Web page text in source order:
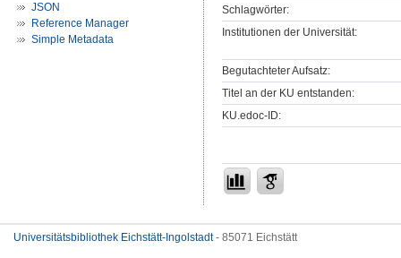
JSON
Reference Manager
Simple Metadata
Schlagwörter:
Institutionen der Universität:
Begutachteter Aufsatz:
Titel an der KU entstanden:
KU.edoc-ID:
Universitätsbibliothek Eichstätt-Ingolstadt- 85071 Eichstätt